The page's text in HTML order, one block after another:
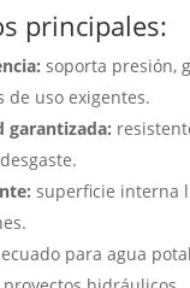
principales:
soporta presión,
de uso exigentes.
garantizada:
superficie interna
para agua